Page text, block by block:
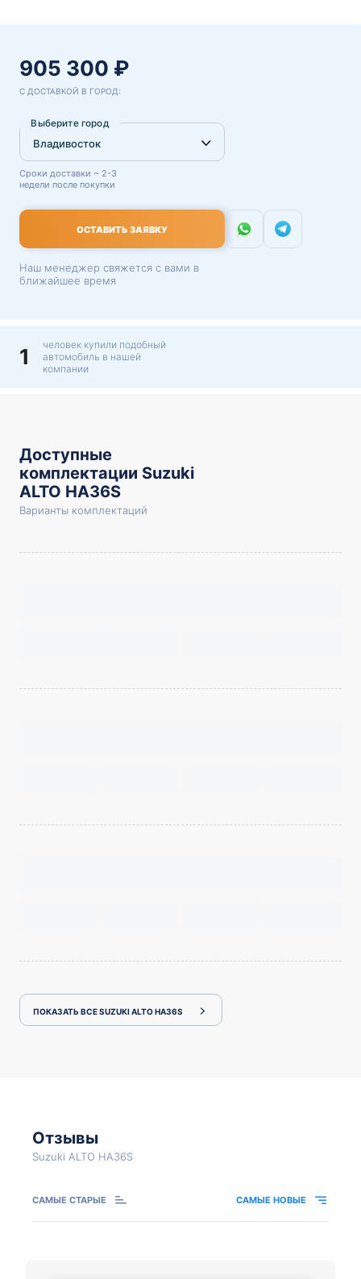
905 300 ₽
С ДОСТАВКОЙ В ГОРОД:
Выберите город
Сроки доставки ~ 2-3
недели после покупки
ОСТАВИТЬ ЗАЯВКУ
Наш менеджер свяжется с вами в
ближайшее время
1
человек купили подобный
автомобиль в нашей
компании
Доступные
комплектации Suzuki
ALTO HA36S
Варианты комплектаций
ПОКАЗАТЬ ВСЕ SUZUKI ALTO HA36S
Отзывы
Suzuki ALTO HA36S
САМЫЕ СТАРЫЕ САМЫЕ НОВЫЕ